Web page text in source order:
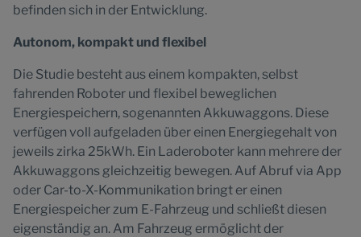
befinden sich in der Entwicklung.
Autonom, kompakt und flexibel
Die Studie besteht aus einem kompakten, selbst
fahrenden Roboter und flexibel beweglichen
Energiespeichern, sogenannten Akkuwaggons. Diese
verfügen voll aufgeladen über einen Energiegehalt von
jeweils zirka 25kWh. Ein Laderoboter kann mehrere der
Akkuwaggons gleichzeitig bewegen. Auf Abruf via App
oder Car-to-X-Kommunikation bringt er einen
Energiespeicher zum E-Fahrzeug und schließt diesen
eigenständig an. Am Fahrzeug ermöglicht der